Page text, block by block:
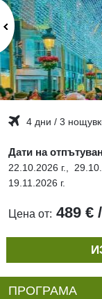
4 дни / 3
Дати на
22.10.2026 г.,
19.11.2026 г.
Цена от: 489 €
ПРОГРАМА